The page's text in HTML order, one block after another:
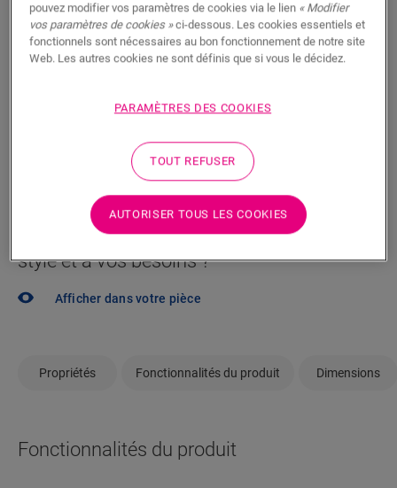
Vous brûlez d’impatience de voir ce sol en vrai ? Vous
vous posez des questions ? Aucun problème ! Il y a
toujours un revendeur à proximité.
RECHERCHER
Pas sûr que ce sol corresponde à votre
style et à vos besoins ?
Afficher dans votre pièce
Propriétés Fonctionnalités du produit Dimensions
Fonctionnalités du produit
pouvez modifier vos paramètres de cookies via le lien « Modifier
vos paramètres de cookies »ci-dessous. Les cookies essentiels et
fonctionnels sont nécessaires au bon fonctionnement de notre site
Web. Les autres cookies ne sont définis que si vous le décidez.
PARAMÈTRES DES COOKIES
TOUT REFUSER
AUTORISER TOUS LES COOKIES